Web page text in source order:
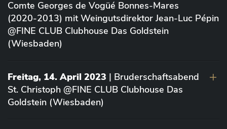
Comte Georges de Vogüé Bonnes-Mares
(2020-2013) mit Weingutsdirektor Jean-Luc Pépin
@FINE CLUB Clubhouse Das Goldstein
(Wiesbaden)
Freitag, 14. April 2023 | Bruderschaftsabend
St. Christoph @FINE CLUB Clubhouse Das
Goldstein (Wiesbaden)